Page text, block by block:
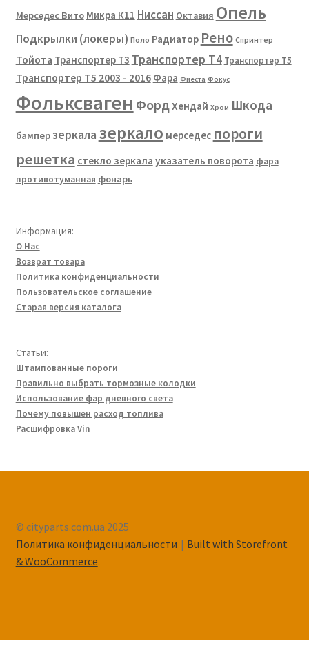
Мерседес Вито Микра К11 Ниссан Октавия Опель
Подкрылки (локеры) Поло Радиатор Рено Спринтер
Тойота Транспортер Т3 Транспортер Т4 Транспортер Т5
Транспортер Т5 2003 - 2016 Фара Фиеста Фокус
Фольксваген ФордХендай Хром Шкода
бамперзеркала зеркало мерседес пороги
решетка стекло зеркала указатель поворота фара
противотуманная фонарь
Информация:
О Нас
Возврат товара
Политика конфиденциальности
Пользовательское соглашение
Старая версия каталога
Статьи:
Штампованные пороги
Правильно выбрать тормозные колодки
Использование фар дневного света
Почему повышен расход топлива
Расшифровка Vin
© cityparts.com.ua 2025
Политика конфиденциальности
Built with Storefront
& WooCommerce.